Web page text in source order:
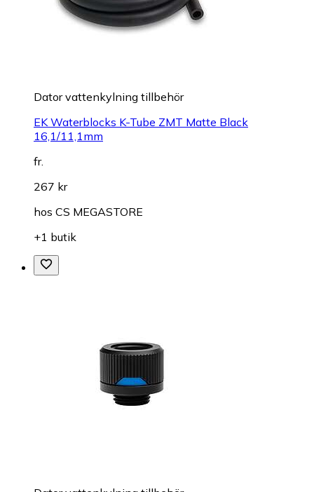
Dator vattenkylning tillbehör
EK Waterblocks K-Tube ZMT Matte Black
16,1/11,1mm
fr.
267 kr
hos CS MEGASTORE
+1 butik